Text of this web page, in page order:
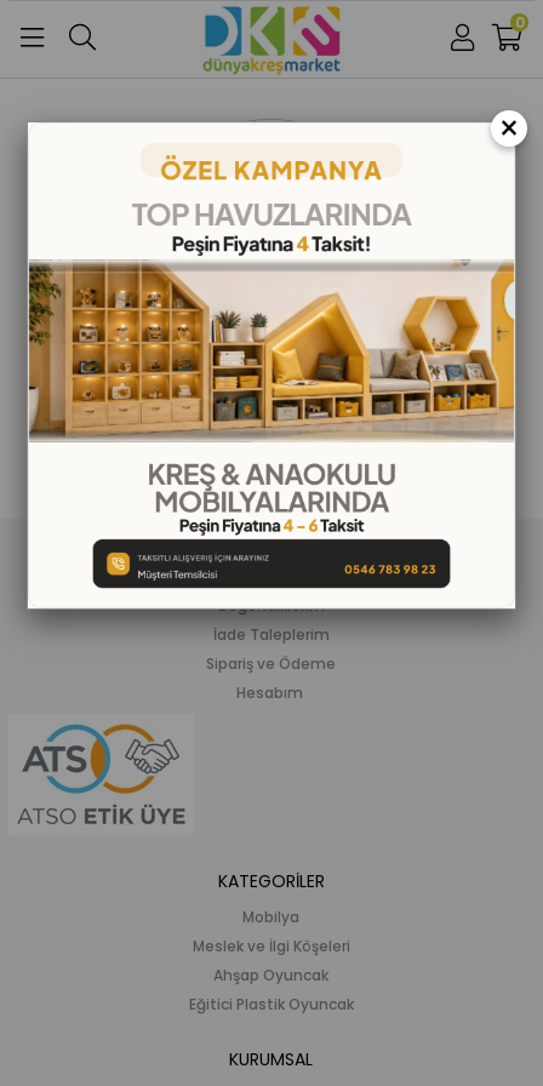
Google İle Bağlan
0
ALIŞVERİŞ BİLGİLERİ
Beğendiklerim
İade Taleplerim
Sipariş ve Ödeme
Hesabım
KATEGORİLER
Mobilya
Meslek ve İlgi Köşeleri
Ahşap Oyuncak
Eğitici Plastik Oyuncak
KURUMSAL
×